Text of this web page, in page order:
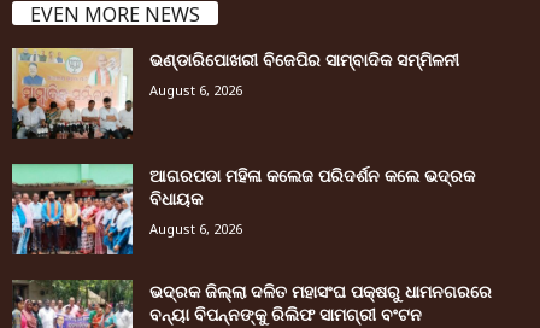
EVEN MORE NEWS
ଭଣ୍ଡାରିପୋଖରୀ ବିଜେପିର ସାମ୍ବାଦିକ ସମ୍ମିଳନୀ
August 6, 2026
ଆଗରପଡା ମହିଳା କଲେଜ ପରିଦର୍ଶନ କଲେ ଭଦ୍ରକ
ବିଧାୟକ
August 6, 2026
ଭଦ୍ରକ ଜିଲ୍ଲା ଦଳିତ ମହାସଂଘ ପକ୍ଷରୁ ଧାମନଗରରେ
ବନ୍ୟା ବିପନ୍ନଙ୍କୁ ରିଲିଫ ସାମଗ୍ରୀ ବଂଟନ